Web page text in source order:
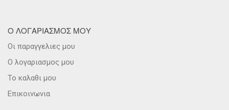
Ο ΛΟΓΑΡΙΑΣΜΟΣ ΜΟΥ
Οι παραγγελιες μου
Ο λογαριασμος μου
Το καλαθι μου
Επικοινωνια